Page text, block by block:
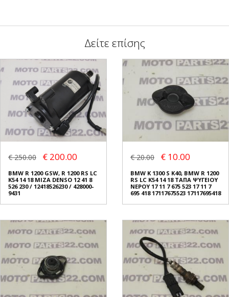
Δείτε επίσης
€ 250.00 € 200.00
BMW R 1200 GSW, R 1200 RS LC
K54 14 18 ΜΙΖΑ DENSO 12 41 8
526 230 / 12418526230 / 428000-
9431
€ 20.00 € 10.00
BMW K 1300 S K40, BMW R 1200
RS LC K54 14 18 ΤΑΠΑ ΨΥΓΕΙΟΥ
ΝΕΡΟΥ 17 11 7 675 523 17 11 7
695 418 17117675523 17117695418